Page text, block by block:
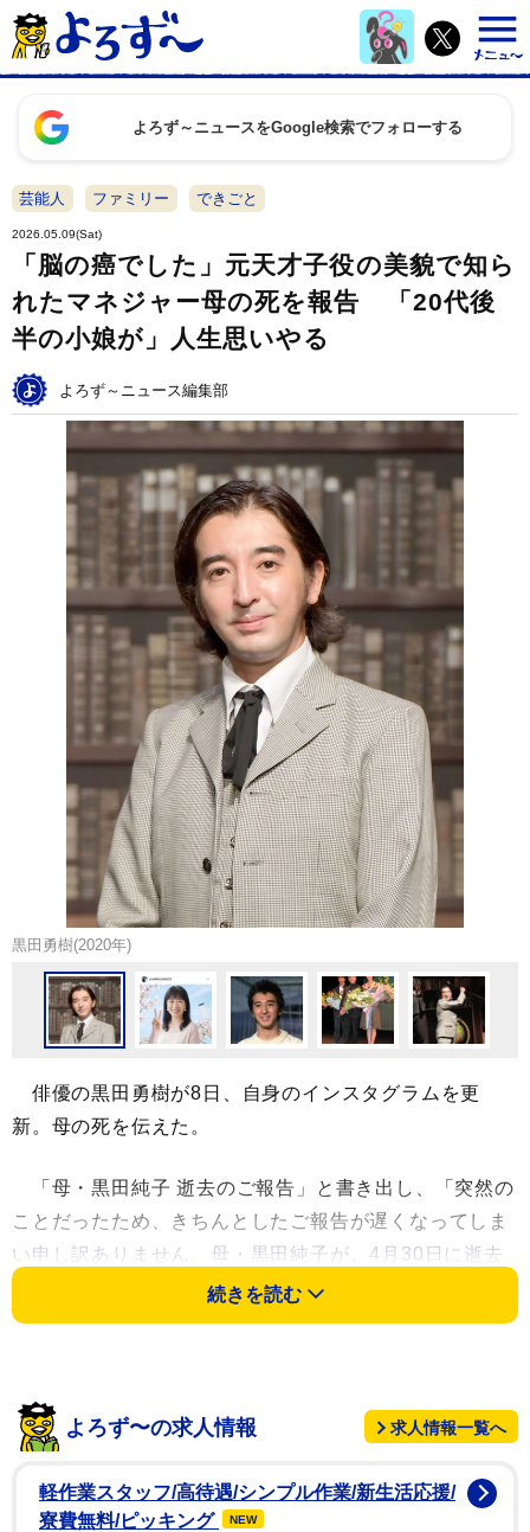
よろず～ニュースをGoogle検索でフォローする
芸能人 ファミリー できごと
2026.05.09(Sat)
「脳の癌でした」元天才子役の美貌で知ら
れたマネジャー母の死を報告 「20代後
半の小娘が」人生思いやる
よろず～ニュース編集部
黒田勇樹(2020年)
俳優の黒田勇樹が8日、自身のインスタグラムを更
新。母の死を伝えた。
「母・黒田純子 逝去のご報告」と書き出し、「突然の
ことだったため、きちんとしたご報告が遅くなってしま
い申し訳ありません。母・黒田純子が、4月30日に逝去
いたしました。享年67歳。死因は脳の癌でした。葬儀は
5月4日、5日に『お別れ会』として執り行い、沢山の方
「最後は少し苦しそうではありましたが、僕が冗談を
言うと怒ったり笑ったりと、『こんなに反応できるはず
がない』とお医者さんが驚くほど、感情豊かに最期まで
続きを読む
よろず〜の求人情報 求人情報一覧へ
軽作業スタッフ/高待遇/シンプル作業/新生活応援/
寮費無料/ピッキング
NEW